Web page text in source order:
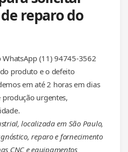
reparo do
WhatsApp (11) 94745-3562
produto e o defeito
em até 2 horas em dias
produção urgentes,
localizada em São Paulo,
reparo e fornecimento
CNC e equipamentos